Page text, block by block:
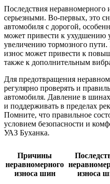
Последствия неравномерного
серьезными. Во-первых, это
автомобиля с дорогой,
может привести к ухудшению
увеличению тормозного
износ может привести к
также к дополнительным
Для предотвращения
регулярно проверять и
автомобиля. Давление в
и поддерживать в пределах
Помните, что правильное
условием безопасности и
УАЗ Буханка.
Причины
неравномерного
износа шин
износа